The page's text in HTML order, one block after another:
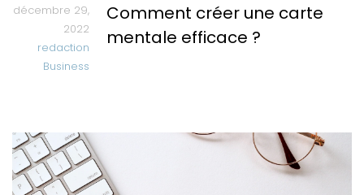
décembre 29,
2022
redaction
Business
Comment créer une carte
mentale efficace ?